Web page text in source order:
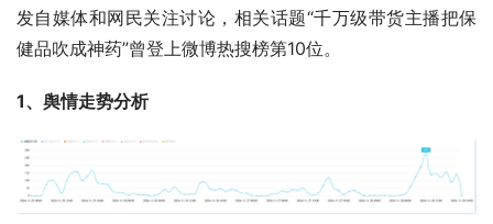
发自媒体和网民关注讨论，相关话题“千万级带货主播把保
健品吹成神药”曾登上微博热搜榜第10位。
1、舆情走势分析